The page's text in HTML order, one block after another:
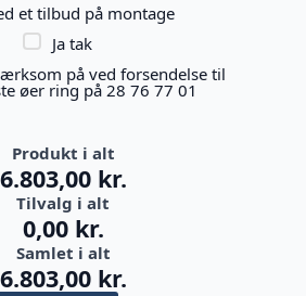
et tilbud på montage
Ja tak
på ved forsendelse til
øer ring på 28 76 77 01
Produkt i alt
6.803,00 kr.
Tilvalg i alt
0,00 kr.
Samlet i alt
6.803,00 kr.